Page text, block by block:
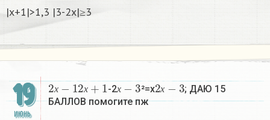
|х+1|>1,3 |3-2х|≥3
19
ИЮНЬ
х
2х−1
х
2х+1
-2х
х−3
²=х х
2х −3
; ДАЮ 15
БАЛЛОВ помогите пж